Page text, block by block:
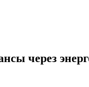
через